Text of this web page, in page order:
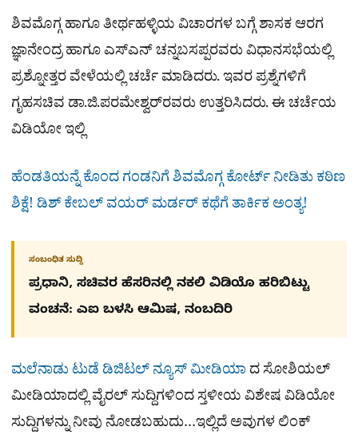
ಶಿವಮೊಗ್ಗ ಹಾಗೂ ತೀರ್ಥಹಳ್ಳಿಯ ವಿಚಾರಗಳ ಬಗ್ಗೆ ಶಾಸಕ ಆರಗ
ಜ್ಞಾನೇಂದ್ರ ಹಾಗೂ ಎಸ್​ಎನ್​ ಚನ್ನಬಸಪ್ಪರವರು ವಿಧಾನಸಭೆಯಲ್ಲಿ
ಪ್ರಶ್ನೋತ್ತರ ವೇಳೆಯಲ್ಲಿ ಚರ್ಚೆ ಮಾಡಿದರು. ಇವರ ಪ್ರಶ್ನೆಗಳಿಗೆ
ಗೃಹಸಚಿವ ಡಾ.ಜಿ.ಪರಮೇಶ್ವರ್​ರವರು ಉತ್ತರಿಸಿದರು. ಈ ಚರ್ಚೆಯ
ವಿಡಿಯೋ ಇಲ್ಲಿ
ಹೆಂಡತಿಯನ್ನೆ ಕೊಂದ ಗಂಡನಿಗೆ ಶಿವಮೊಗ್ಗ ಕೋರ್ಟ್​ ನೀಡಿತು ಕಠಿಣ
ಶಿಕ್ಷೆ! ಡಿಶ್​ ಕೇಬಲ್​ ವಯರ್​ ಮರ್ಡರ್​ ಕಥೆಗೆ ತಾರ್ಕಿಕ ಅಂತ್ಯ!
ಸಂಬಂಧಿತ ಸುದ್ದಿ
ಪ್ರಧಾನಿ, ಸಚಿವರ ಹೆಸರಿನಲ್ಲಿ ನಕಲಿ ವಿಡಿಯೊ ಹರಿಬಿಟ್ಟು
ವಂಚನೆ: ಎಐ ಬಳಸಿ ಆಮಿಷ, ನಂಬದಿರಿ
ಮಲೆನಾಡು ಟುಡೆ ಡಿಜಿಟಲ್ ನ್ಯೂಸ್ ಮೀಡಿಯಾ ದ ಸೋಶಿಯಲ್​
ಮೀಡಿಯಾದಲ್ಲಿ ವೈರಲ್​ ಸುದ್ದಿಗಳಿಂದ ಸ್ತಳೀಯ ವಿಶೇಷ ವಿಡಿಯೋ
ಸುದ್ದಿಗಳನ್ನು ನೀವು ನೋಡಬಹುದು…ಇಲ್ಲಿದೆ ಅವುಗಳ ಲಿಂಕ್